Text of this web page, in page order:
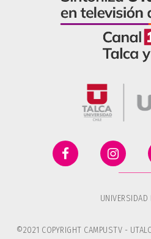
UNIVERSIDAD
©2021 COPYRIGHT CAMPUSTV -